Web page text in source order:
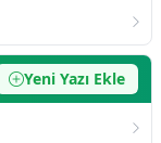
Yeni Yazı Ekle